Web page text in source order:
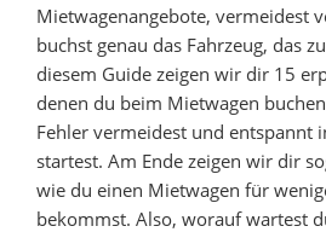
Mietwagenangebote, vermeidest
buchst genau das Fahrzeug, das
diesem Guide zeigen wir dir 15
denen du beim Mietwagen
Fehler vermeidest und entspannt
startest. Am Ende zeigen wir dir
wie du einen Mietwagen für
bekommst. Also, worauf wartest